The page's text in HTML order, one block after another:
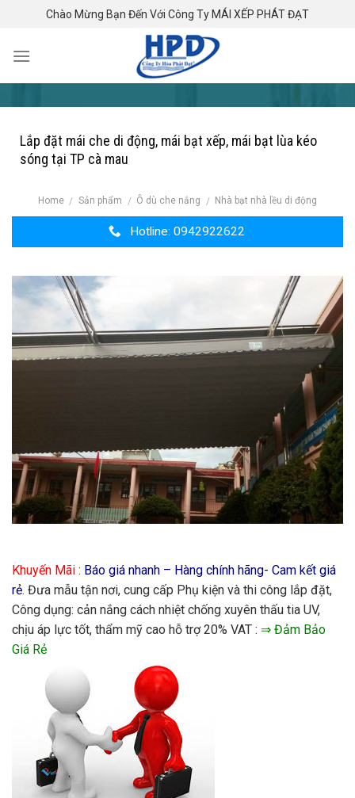
content
Chào Mừng Bạn Đến Với Công Ty MÁI XẾP PHÁT ĐẠT
Lắp đặt mái che di động, mái bạt xếp, mái bạt lùa kéo
sóng tại TP cà mau
Home / Sản phẩm / Ô dù che nắng / Nhà bạt nhà lều di động
Hotline: 0942922622
Khuyến Mãi : Báo giá nhanh – Hàng chính hãng- Cam kết giá
rẻ. Đưa mẫu tận nơi, cung cấp Phụ kiện và thi công lắp đặt,
Công dụng: cản nắng cách nhiệt chống xuyên thấu tia UV,
chịu áp lực tốt, thẩm mỹ cao hỗ trợ 20% VAT : ⇒ Đảm Bảo
Giá Rẻ